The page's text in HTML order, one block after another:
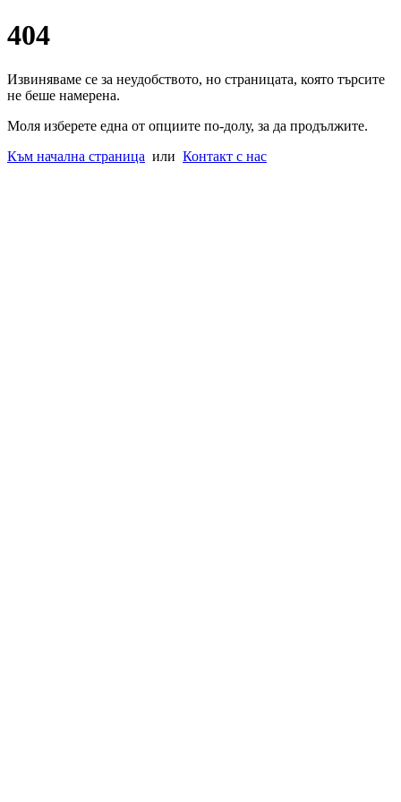
404
Извиняваме се за неудобството, но страницата, която търсите
не беше намерена.
Моля изберете една от опциите по-долу, за да продължите.
Към начална страница или Контакт с нас